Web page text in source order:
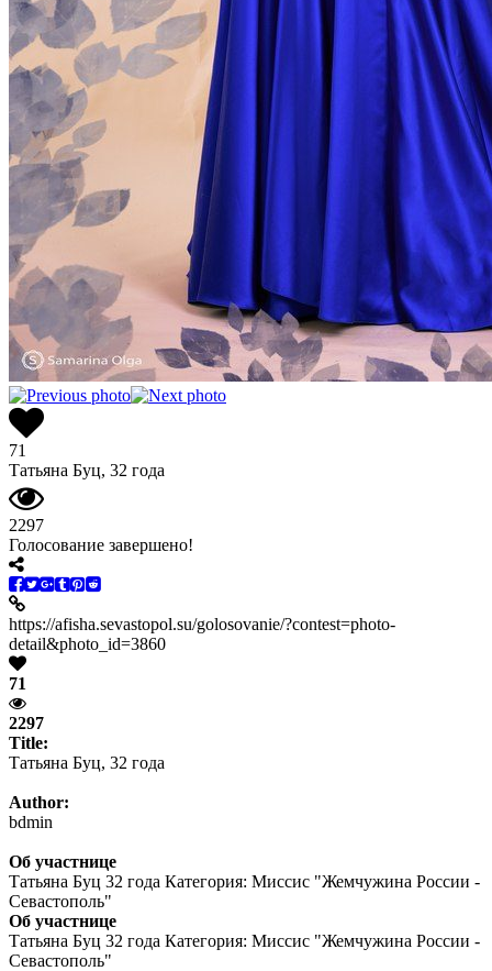
71
Татьяна Буц, 32 года
2297
Голосование завершено!
https://afisha.sevastopol.su/golosovanie/?contest=photo-
detail&photo_id=3860
71
2297
Title:
Татьяна Буц, 32 года
Author:
bdmin
Об участнице
Татьяна Буц 32 года Категория: Миссис "Жемчужина России -
Севастополь"
Об участнице
Татьяна Буц 32 года Категория: Миссис "Жемчужина России -
Севастополь"